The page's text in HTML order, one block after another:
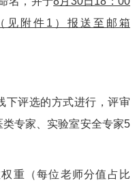
见附件1）报送至邮箱
下评选的方式进行，评审
专家、实验室安全专家5
重（每位老师分值占比